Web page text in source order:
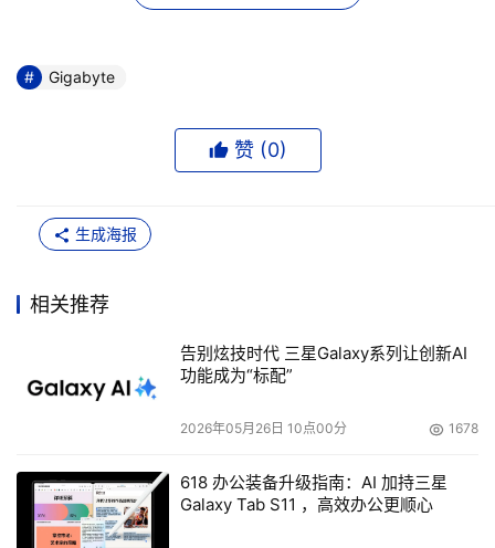
双Xeon的工作平台只需要一颗400W的电源器。根据这个
8～10％的效率，而且每年还能节省更多电力消耗的成本。
散热是机架式服务器一直试图妥善解决的难题。散热问
用。如何解决这个问题呢？经过多次试验和设计上的尝试，
研究人员发现降低热源的功率是解决散热问题最直接、也是
最简便的途径。
GS-SR168配备了技术领先的至强处理器，在主频为
3.4GHz以上的新一代至强处理器都将支持按需切换技术
（Demand Based Switching ，DBS），可以根据系统任
务的负荷程度，动态调整处理器主频，在需要高效率处理数
Gigabyte
赞 (0)
生成海报
相关推荐
告别炫技时代 三星Galaxy系列让创新AI
功能成为“标配”
2026年05月26日 10点00分 1678
618 办公装备升级指南：AI 加持三星
Galaxy Tab S11 ，高效办公更顺心